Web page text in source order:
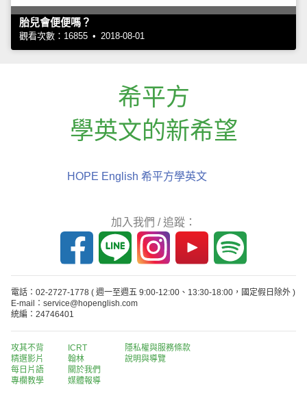
胎兒會便便嗎？
觀看次數：16855 • 2018-08-01
希平方
學英文的新希望
HOPE English 希平方學英文
加入我們 / 追蹤：
電話：02-2727-1778 ( 週一至週五 9:00-12:00、13:30-18:00，國定假日除外 )
E-mail：service@hopenglish.com
統編：24746401
攻其不背
精選影片
每日片語
專欄教學
ICRT
翰林
關於我們
媒體報導
隱私權與服務條款
說明與導覽